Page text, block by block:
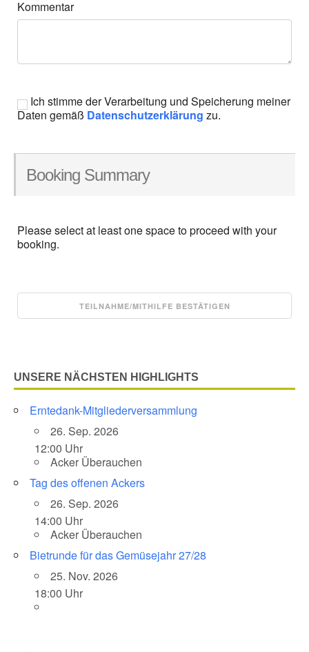
Kommentar
Ich stimme der Verarbeitung und Speicherung meiner
Daten gemäß Datenschutzerklärung zu.
Booking Summary
Please select at least one space to proceed with your
booking.
UNSERE NÄCHSTEN HIGHLIGHTS
Erntedank-Mitgliederversammlung
26. Sep. 2026
12:00 Uhr
Acker Überauchen
Tag des offenen Ackers
26. Sep. 2026
14:00 Uhr
Acker Überauchen
Bietrunde für das Gemüsejahr 27/28
25. Nov. 2026
18:00 Uhr